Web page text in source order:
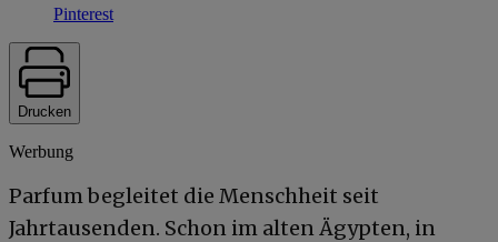
Pinterest
Drucken
Werbung
Parfum begleitet die Menschheit seit
Jahrtausenden. Schon im alten Ägypten, in